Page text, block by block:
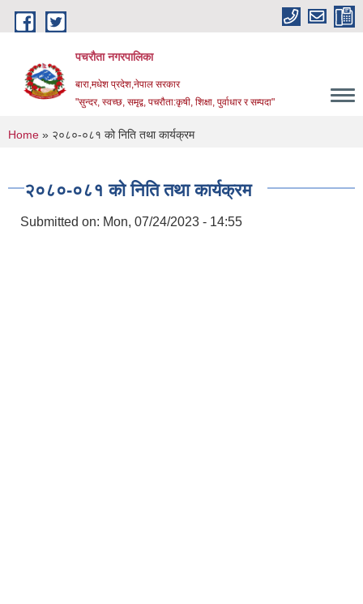
Skip to main content
पचरौता नगरपालिका
बारा,मधेश प्रदेश,नेपाल सरकार
"सुन्दर, स्वच्छ, समृद्व, पचरौता:कृषी, शिक्षा, पुर्वाधार र सम्पदा"
You are here
Home » २०८०-०८१ को निति तथा कार्यक्रम
२०८०-०८१ को निति तथा कार्यक्रम
Submitted on: Mon, 07/24/2023 - 14:55